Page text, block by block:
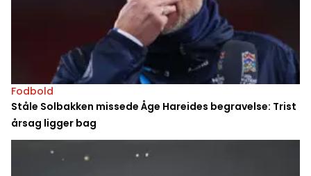
Fodbold
Ståle Solbakken missede Åge Hareides begravelse: Trist
årsag ligger bag